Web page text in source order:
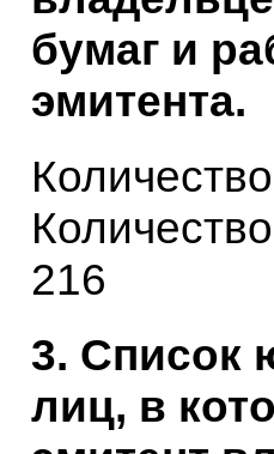
2.
бумаг и
эмитента.
216